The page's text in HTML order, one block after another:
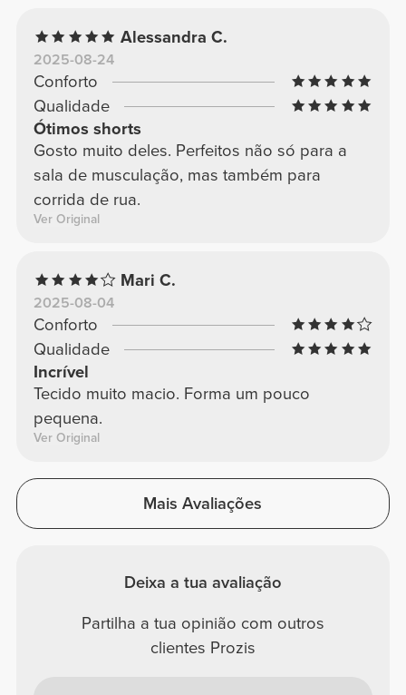
Alessandra C.
2025-08-24
Conforto
Qualidade
Ótimos shorts
Gosto muito deles. Perfeitos não só para a
sala de musculação, mas também para
corrida de rua.
Ver Original
Mari C.
2025-08-04
Conforto
Qualidade
Incrível
Tecido muito macio. Forma um pouco
pequena.
Ver Original
Mais Avaliações
Deixa a tua avaliação
Partilha a tua opinião com outros
clientes Prozis